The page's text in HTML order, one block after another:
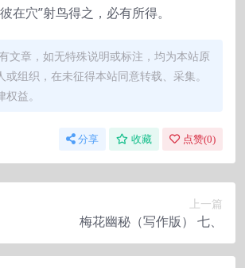
在穴”射鸟得之，必有所得。
文章，如无特殊说明或标注，均为本站原
组织，在未征得本站同意转载、采集。
益。
分享 收藏 点赞(0)
上一篇
梅花幽秘（写作版） 七、